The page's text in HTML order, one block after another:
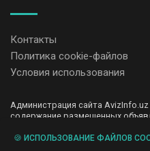
Контакты
Политика cookie-файлов
Условия использования
Администрация сайта
содержание размещенных
передаем и не продаем личную
🍪 ИСПОЛЬЗОВАНИЕ ФАЙЛОВ